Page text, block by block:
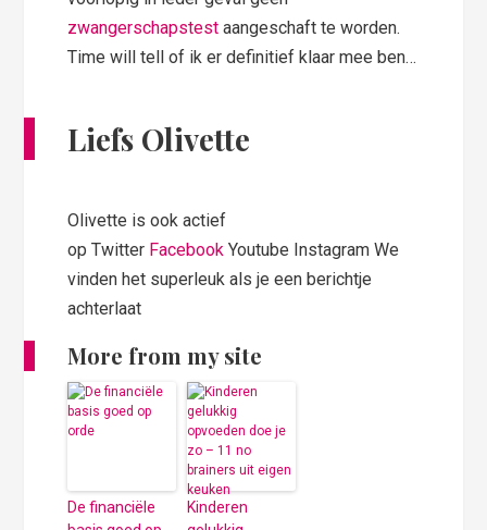
zwangerschapstest aangeschaft te worden.
Time will tell of ik er definitief klaar mee ben…
Liefs Olivette
Olivette is ook actief
op Twitter Facebook Youtube Instagram We
vinden het superleuk als je een berichtje
achterlaat
More from my site
De financiële
Kinderen